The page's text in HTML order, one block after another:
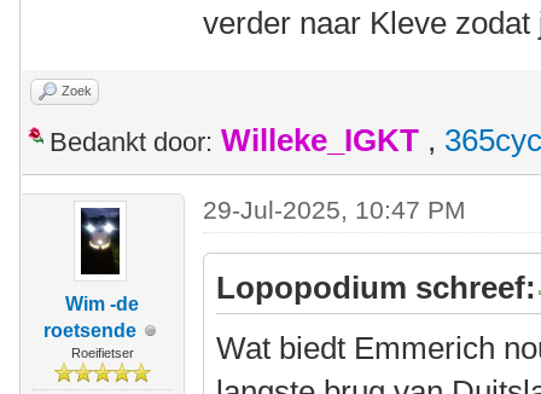
verder naar Kleve
Zoek
Bedankt door: Willeke_IGKT ,
Wim -de
roetsende
Roeifietser
29-Jul-2025, 10:47 PM
Lopopodium schreef:
Wat biedt Emmerich